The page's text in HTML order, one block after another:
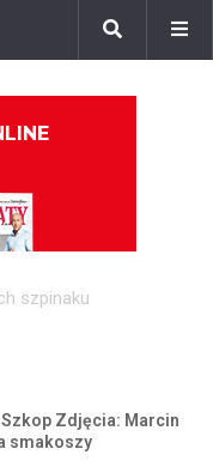
szpinaku
Zdjęcia: Marcin
smakoszy